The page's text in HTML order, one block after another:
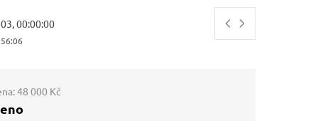
00:00:00
48 000 Kč